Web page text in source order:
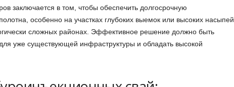
заключается в том, чтобы обеспечить долгосрочную
особенно на участках глубоких выемок или высоких насыпей,
сложных районах. Эффективное решение должно быть
уже существующей инфраструктуры и обладать высокой